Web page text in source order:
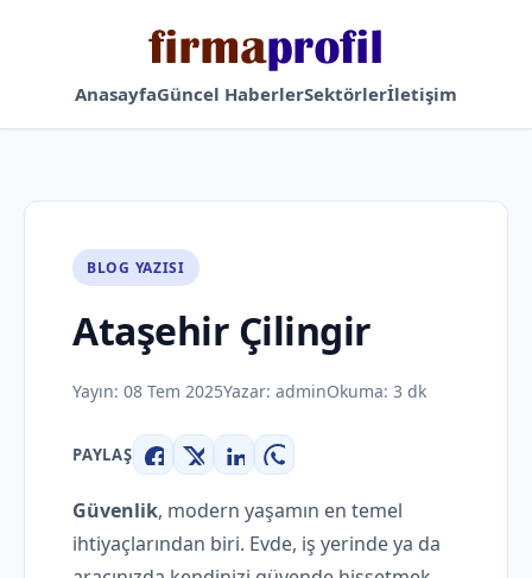
AnasayfaGüncel HaberlerSektörlerİletişim
BLOG YAZISI
Ataşehir Çilingir
Yayın: 08 Tem 2025Yazar: adminOkuma: 3 dk
PAYLAŞ
Facebook
X LinkedInWhatsApp
Güvenlik, modern yaşamın en temel
ihtiyaçlarından biri. Evde, iş yerinde ya da